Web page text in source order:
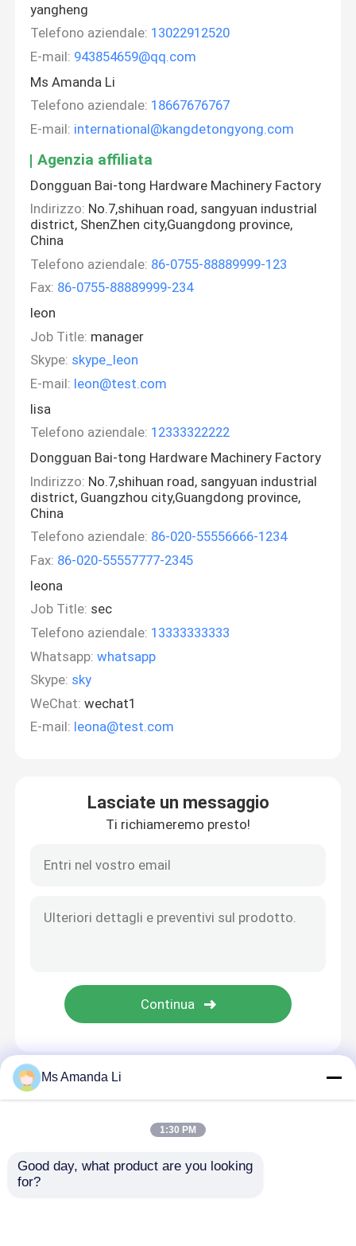
Prodotti
yangheng
Telefono aziendale: 13022912520
E-mail: 943854659@qq.com
Ms Amanda Li
Telefono aziendale: 18667676767
E-mail: international@kangdetongyong.com
Agenzia affiliata
Dongguan Bai-tong Hardware Machinery Factory
Indirizzo: No.7,shihuan road, sangyuan industrial
district, ShenZhen city,Guangdong province,
China
Telefono aziendale: 86-0755-88889999-123
Fax: 86-0755-88889999-234
leon
Job Title: manager
Skype: skype_leon
E-mail: leon@test.com
lisa
Telefono aziendale: 12333322222
Dongguan Bai-tong Hardware Machinery Factory
Indirizzo: No.7,shihuan road, sangyuan industrial
district, Guangzhou city,Guangdong province,
China
Telefono aziendale: 86-020-55556666-1234
Fax: 86-020-55557777-2345
leona
Job Title: sec
Telefono aziendale: 13333333333
Whatsapp: whatsapp
Skype: sky
WeChat: wechat1
E-mail: leona@test.com
Lasciate un messaggio
Ti richiameremo presto!
Casa Circa noi
Mappa del sito
Politica sulla privacy
Cina salute cardiovascolare supplier.Copyright ©
Ms Amanda Li
1:30 PM
Good day, what product are you looking
for?